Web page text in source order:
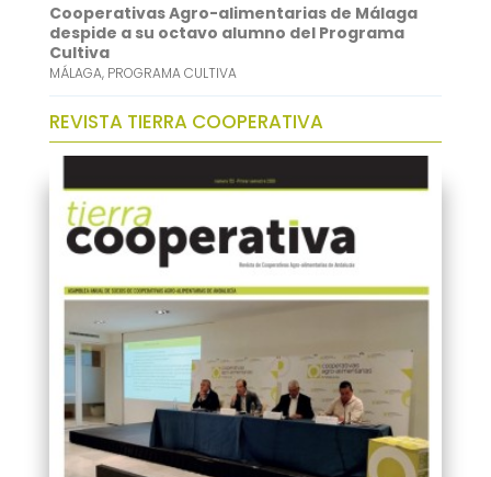
Cooperativas Agro-alimentarias de Málaga
despide a su octavo alumno del Programa
Cultiva
MÁLAGA, PROGRAMA CULTIVA
REVISTA TIERRA COOPERATIVA